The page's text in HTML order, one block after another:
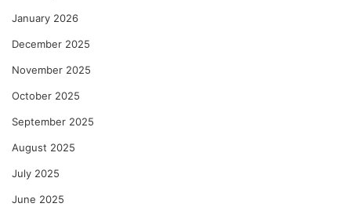
January 2026
December 2025
November 2025
October 2025
September 2025
August 2025
July 2025
June 2025